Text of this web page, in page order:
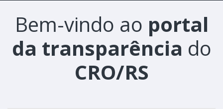
Bem-vindo ao portal
da transparência do
CRO/RS